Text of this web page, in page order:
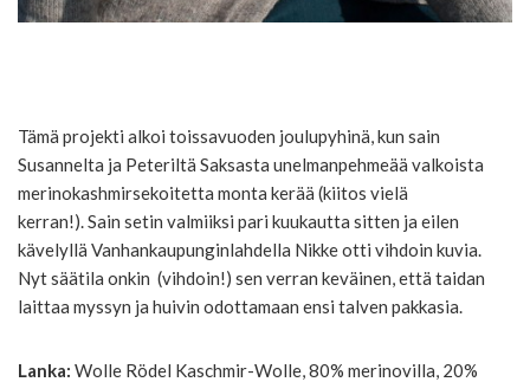
Tämä projekti alkoi toissavuoden joulupyhinä, kun sain
Susannelta ja Peteriltä Saksasta unelmanpehmeää valkoista
merinokashmirsekoitetta monta kerää (kiitos vielä
kerran!). Sain setin valmiiksi pari kuukautta sitten ja eilen
kävelyllä Vanhankaupunginlahdella Nikke otti vihdoin kuvia.
Nyt säätila onkin (vihdoin!) sen verran keväinen, että taidan
laittaa myssyn ja huivin odottamaan ensi talven pakkasia.
Lanka: Wolle Rödel Kaschmir-Wolle, 80% merinovilla, 20%